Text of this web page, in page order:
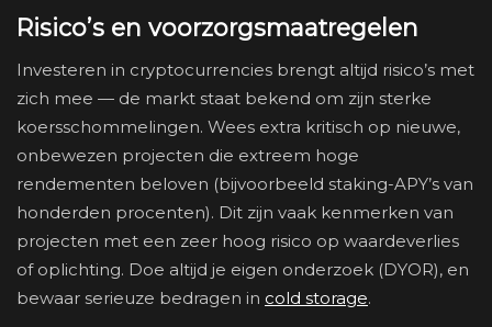
Risico’s en voorzorgsmaatregelen
Investeren in cryptocurrencies brengt altijd risico’s met
zich mee — de markt staat bekend om zijn sterke
koersschommelingen. Wees extra kritisch op nieuwe,
onbewezen projecten die extreem hoge
rendementen beloven (bijvoorbeeld staking-APY’s van
honderden procenten). Dit zijn vaak kenmerken van
projecten met een zeer hoog risico op waardeverlies
of oplichting. Doe altijd je eigen onderzoek (DYOR), en
bewaar serieuze bedragen in cold storage.